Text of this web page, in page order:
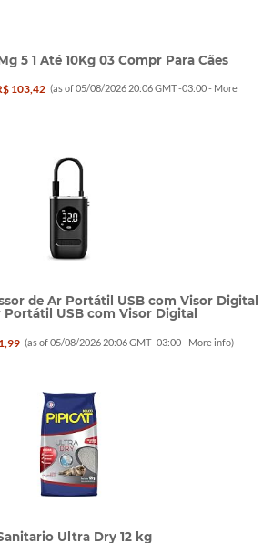
5 1 Até 10Kg 03 Compr Para Cães
103,42 (as of 05/08/2026 20:06 GMT -03:00 - More
de Ar Portátil USB com Visor Digital
Portátil USB com Visor Digital
(as of 05/08/2026 20:06 GMT -03:00 - More info)
Ultra Dry 12 kg